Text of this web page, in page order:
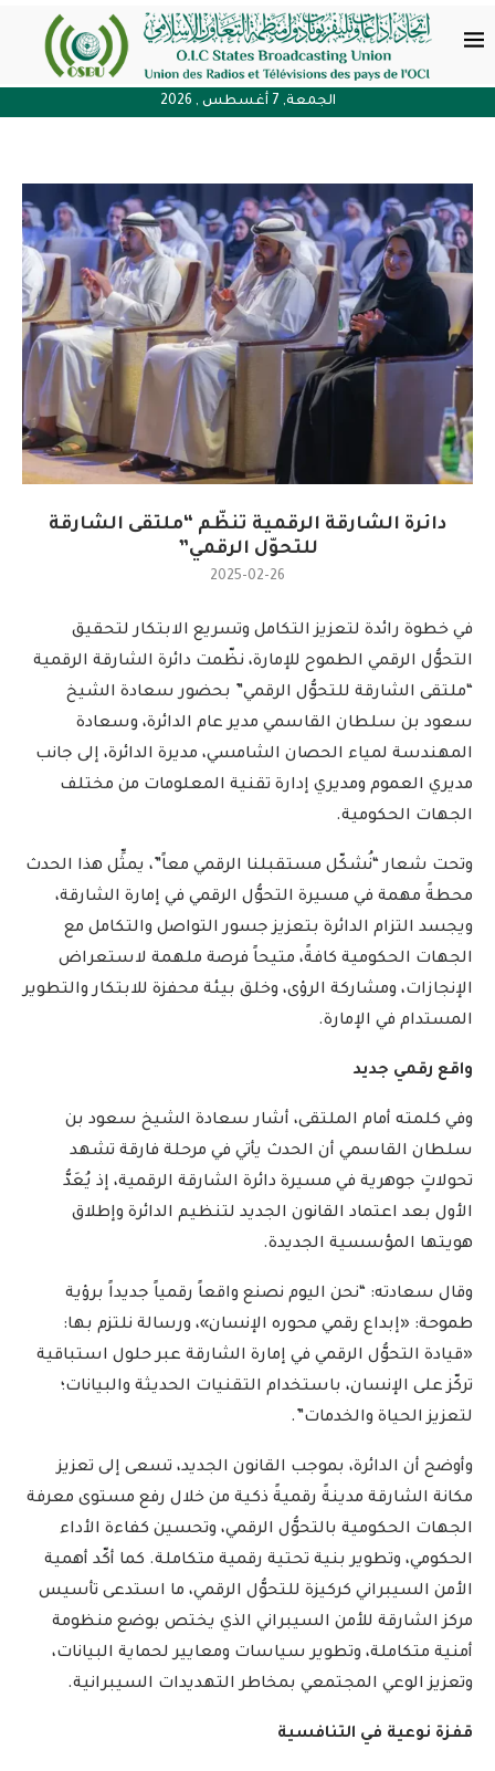
الجمعة, 7 أغسطس , 2026
دائرة الشارقة الرقمية تنظّم “ملتقى الشارقة
للتحوّل الرقمي”
2025-02-26
في خطوة رائدة لتعزيز التكامل وتسريع الابتكار لتحقيق
التحوُّل الرقمي الطموح للإمارة، نظّمت دائرة الشارقة الرقمية
“ملتقى الشارقة للتحوُّل الرقمي” بحضور سعادة الشيخ
سعود بن سلطان القاسمي مدير عام الدائرة، وسعادة
المهندسة لمياء الحصان الشامسي، مديرة الدائرة، إلى جانب
مديري العموم ومديري إدارة تقنية المعلومات من مختلف
الجهات الحكومية.
وتحت شعار “نُشكّل مستقبلنا الرقمي معاً”، يمثِّل هذا الحدث
محطةً مهمة في مسيرة التحوُّل الرقمي في إمارة الشارقة،
ويجسد التزام الدائرة بتعزيز جسور التواصل والتكامل مع
الجهات الحكومية كافةً، متيحاً فرصة ملهمة لاستعراض
الإنجازات، ومشاركة الرؤى، وخلق بيئة محفزة للابتكار والتطوير
المستدام في الإمارة.
واقع رقمي جديد
وفي كلمته أمام الملتقى، أشار سعادة الشيخ سعود بن
سلطان القاسمي أن الحدث يأتي في مرحلة فارقة تشهد
تحولاتٍ جوهرية في مسيرة دائرة الشارقة الرقمية، إذ يُعَدُّ
الأول بعد اعتماد القانون الجديد لتنظيم الدائرة وإطلاق
هويتها المؤسسية الجديدة.
وقال سعادته: “نحن اليوم نصنع واقعاً رقمياً جديداً برؤية
طموحة: «إبداع رقمي محوره الإنسان»، ورسالة نلتزم بها:
«قيادة التحوُّل الرقمي في إمارة الشارقة عبر حلول استباقية
تركّز على الإنسان، باستخدام التقنيات الحديثة والبيانات؛
لتعزيز الحياة والخدمات”.
وأوضح أن الدائرة، بموجب القانون الجديد، تسعى إلى تعزيز
مكانة الشارقة مدينةً رقميةً ذكية من خلال رفع مستوى معرفة
الجهات الحكومية بالتحوُّل الرقمي، وتحسين كفاءة الأداء
الحكومي، وتطوير بنية تحتية رقمية متكاملة. كما أكّد أهمية
الأمن السيبراني كركيزة للتحوُّل الرقمي، ما استدعى تأسيس
مركز الشارقة للأمن السيبراني الذي يختص بوضع منظومة
أمنية متكاملة، وتطوير سياسات ومعايير لحماية البيانات،
وتعزيز الوعي المجتمعي بمخاطر التهديدات السيبرانية.
قفزة نوعية في التنافسية